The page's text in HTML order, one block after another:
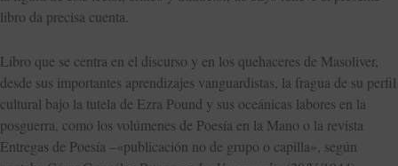
libro da precisa cuenta.
Libro que se centra en el discurso y en los quehaceres de Masoliver,
desde sus importantes aprendizajes vanguardistas, la fragua de su perfil
cultural bajo la tutela de Ezra Pound y sus oceánicas labores en la
posguerra, como los volúmenes de Poesía en la Mano o la revista
Entregas de Poesía –«publicación no de grupo o capilla», según